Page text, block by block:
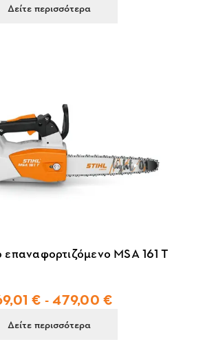
Δείτε περισσότερα
MSA 161 T
€ - 479,00 €
Δείτε περισσότερα